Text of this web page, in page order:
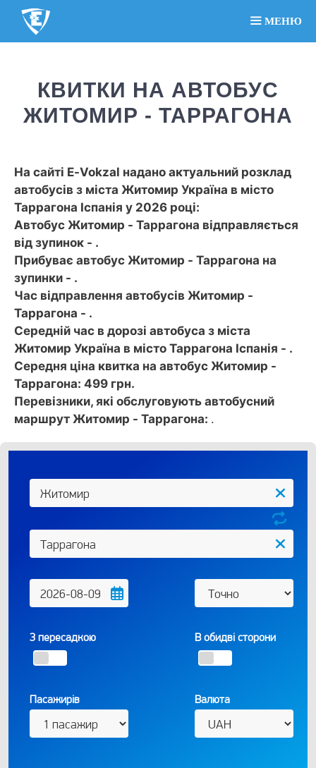
МЕНЮ
КВИТКИ НА АВТОБУС
ЖИТОМИР - ТАРРАГОНА
На сайті E-Vokzal надано актуальний розклад
автобусів з міста Житомир Україна в місто
Таррагона Іспанія у 2026 році:
Автобус Житомир - Таррагона відправляється
від зупинок - .
Прибуває автобус Житомир - Таррагона на
зупинки - .
Час відправлення автобусів Житомир -
Таррагона - .
Середній час в дорозі автобуса з міста
Житомир Україна в місто Таррагона Іспанія - .
Середня ціна квитка на автобус Житомир -
Таррагона: 499 грн.
Перевізники, які обслуговують автобусний
маршрут Житомир - Таррагона: .
З пересадкою В обидві сторони
Пасажирів Валюта